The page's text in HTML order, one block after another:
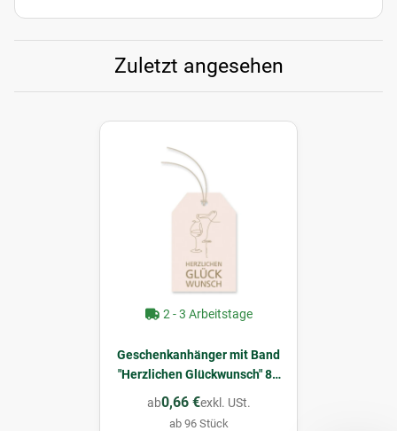
Zuletzt angesehen
2 - 3 Arbeitstage
Geschenkanhänger mit Band
"Herzlichen Glückwunsch" 80
x 52 mm
ab0,66 €exkl. USt.
ab 96 Stück